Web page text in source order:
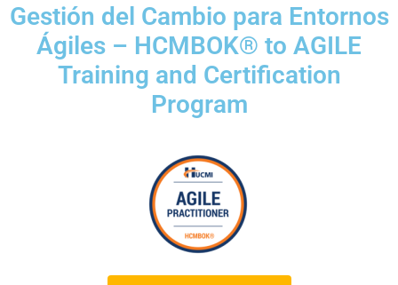
Gestión del Cambio para Entornos
Ágiles – HCMBOK® to AGILE
Training and Certification
Program